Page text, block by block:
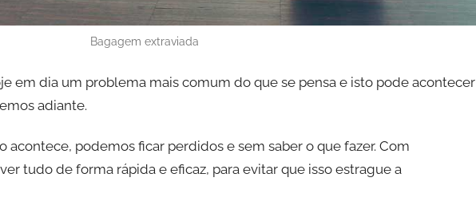
Bagagem extraviada
em dia um problema mais comum do que se pensa e isto pode acontecer
adiante.
acontece, podemos ficar perdidos e sem saber o que fazer. Com
tudo de forma rápida e eficaz, para evitar que isso estrague a